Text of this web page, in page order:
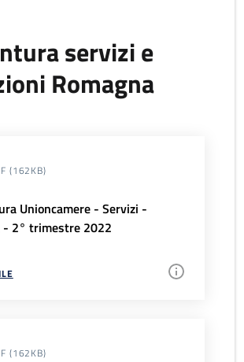
servizi e
Romagna
(162KB)
Unioncamere - Servizi -
- 2° trimestre 2022
(162KB)